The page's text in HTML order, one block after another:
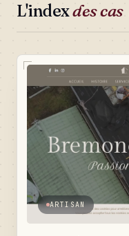
L'indexdes cas
ARTISAN